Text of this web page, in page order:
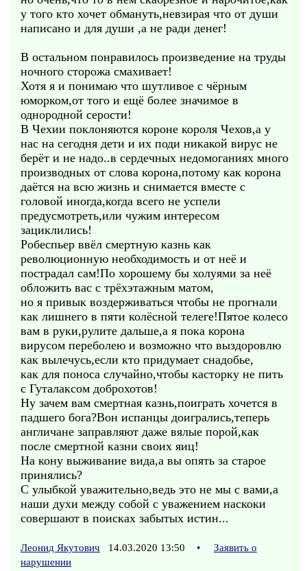
у того кто хочет обмануть,невзирая что от души
написано и для души ,а не ради денег!
В остальном понравилось произведение на труды
ночного сторожа смахивает!
Хотя я и понимаю что шутливое с чёрным
юморком,от того и ещё более значимое в
однородной серости!
В Чехии поклоняются короне короля Чехов,а у
нас на сегодня дети и их поди никакой вирус не
берёт и не надо..в сердечных недомоганиях много
производных от слова корона,потому как корона
даётся на всю жизнь и снимается вместе с
головой иногда,когда всего не успели
предусмотреть,или чужим интересом
зациклились!
Робеспьер ввёл смертную казнь как
революционную необходимость и от неё и
пострадал сам!По хорошему бы холуями за неё
обложить вас с трёхэтажным матом,
но я привык воздерживаться чтобы не прогнали
как лишнего в пяти колёсной телеге!Пятое колесо
вам в руки,рулите дальше,а я пока корона
вирусом переболею и возможно что выздоровлю
как вылечусь,если кто придумает снадобье,
как для поноса случайно,чтобы касторку не пить
с Гуталаксом доброхотов!
Ну зачем вам смертная казнь,поиграть хочется в
падшего бога?Вон испанцы доигрались,теперь
англичане заправляют даже вялые порой,как
после смертной казни своих яиц!
На кону выживание вида,а вы опять за старое
принялись?
С улыбкой уважительно,ведь это не мы с вами,а
наши духи между собой с уважением наскоки
совершают в поисках забытых истин...
Леонид Якутович 14.03.2020 13:50 •
Заявить о
нарушении